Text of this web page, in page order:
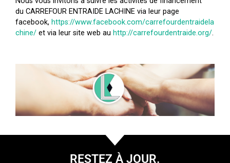
du CARREFOUR ENTRAIDE LACHINE via leur page
facebook, https://www.facebook.com/carrefourdentraidela
chine/ et via leur site web au http://carrefourdentraide.org/.
RESTEZ À JOUR.